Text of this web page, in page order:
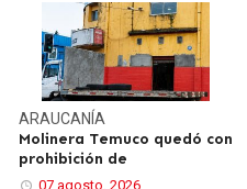
ARAUCANÍA
Molinera Temuco quedó con
prohibición de
07 agosto, 2026